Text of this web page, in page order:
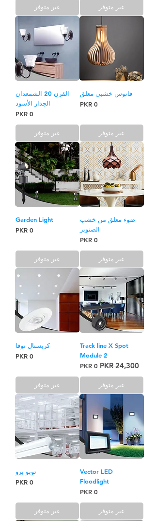
غير متوفر غير متوفر
فانوس خشبي معلق
السعر
غير متوفر
القرن 20 الشمعدان
الجدار الأسود
السعر
غير متوفر
ضوء معلق من خشب
الصنوبر
السعر
غير متوفر
Garden Light
السعر
غير متوفر
Track line X Spot
Module 2
سعر عادي
سعر البيع
غير متوفر
كريستال نوفا
السعر
غير متوفر
Vector LED
Floodlight
السعر
غير متوفر
توبو برو
السعر
غير متوفر